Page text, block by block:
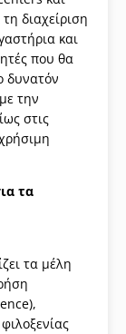
διαχείριση
και
που θα
δυνατόν
την
στις
τα
τα μέλη